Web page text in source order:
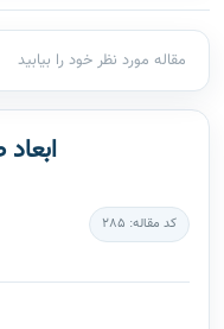
کد مقاله: 285